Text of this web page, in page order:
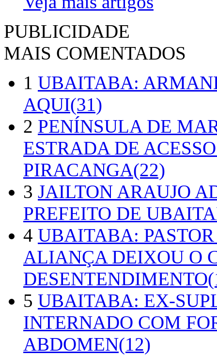
PUBLICIDADE
MAIS COMENTADOS
1 UBAITABA:
AQUI(31)
2 PENÍNSULA DE
ESTRADA DE
PIRACANGA(22)
3 JAILTON ARAUJO
PREFEITO DE
4 UBAITABA:
ALIANÇA DEIXOU O
5 UBAITABA: EX-
INTERNADO COM
ABDOMEN(12)